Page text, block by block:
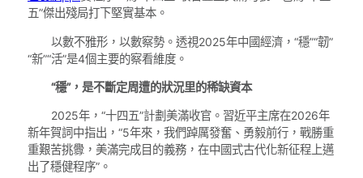
五”傑出殘局打下堅實基本。
以數不雅形，以數察勢。透視2025年中國經濟，“穩”“韌”
“新”“活”是4個主要的察看維度。
“穩”，是不斷定周遭的狀況里的稀缺資本
2025年，“十四五”計劃美滿收官。習近平主席在2026年
新年賀詞中指出，“5年來，我們踔厲發奮、勇毅前行，戰勝重
重艱苦挑釁，美滿完成目的義務，在中國式古代化新征程上邁
出了穩健程序”。